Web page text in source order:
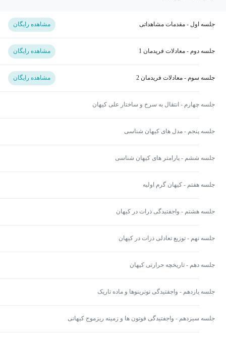
جلسه اول - مقدمات مشاهداتی مشاهده رایگان
جلسه دوم - معادلات فریدمان 1 مشاهده رایگان
جلسه سوم - معادلات فریدمان 2 مشاهده رایگان
جلسه چهارم - انتقال به سرخ و ساختار علی کیهان
جلسه پنجم - مدل های کیهان شناسی
جلسه ششم - پارامتر های کیهان شناسی
جلسه هفتم - کیهان گرم اولیه
جلسه هشتم - واجفتیدگی ذرات در کیهان
جلسه نهم - توزیع تعادلی ذرات در کیهان
جلسه دهم - تاریخچه حرارتی کیهان
جلسه یازدهم - واجفتیدگی نوترینوها و ماده تاریک
جلسه سیزدهم - واجفتیدگی فوتون ها و زمینه ریزموج کیهانی